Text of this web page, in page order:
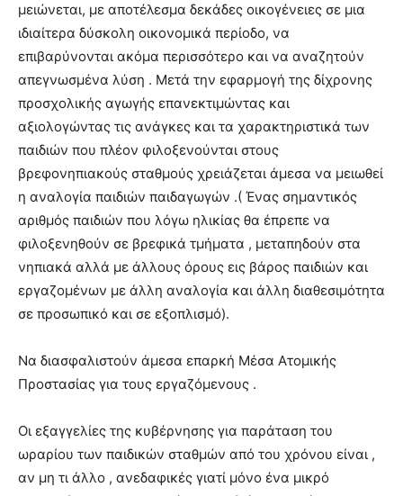
μειώνεται, με αποτέλεσμα δεκάδες οικογένειες σε μια
ιδιαίτερα δύσκολη οικονομικά περίοδο, να
επιβαρύνονται ακόμα περισσότερο και να αναζητούν
απεγνωσμένα λύση . Μετά την εφαρμογή της δίχρονης
προσχολικής αγωγής επανεκτιμώντας και
αξιολογώντας τις ανάγκες και τα χαρακτηριστικά των
παιδιών που πλέον φιλοξενούνται στους
βρεφονηπιακούς σταθμούς χρειάζεται άμεσα να μειωθεί
η αναλογία παιδιών παιδαγωγών .( Ένας σημαντικός
αριθμός παιδιών που λόγω ηλικίας θα έπρεπε να
φιλοξενηθούν σε βρεφικά τμήματα , μεταπηδούν στα
νηπιακά αλλά με άλλους όρους εις βάρος παιδιών και
εργαζομένων με άλλη αναλογία και άλλη διαθεσιμότητα
σε προσωπικό και σε εξοπλισμό).
Να διασφαλιστούν άμεσα επαρκή Μέσα Ατομικής
Προστασίας για τους εργαζόμενους .
Οι εξαγγελίες της κυβέρνησης για παράταση του
ωραρίου των παιδικών σταθμών από του χρόνου είναι ,
αν μη τι άλλο , ανεδαφικές γιατί μόνο ένα μικρό